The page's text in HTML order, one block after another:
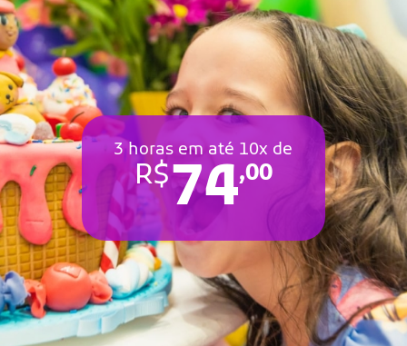
3 horas em até 10x de
R$74,00